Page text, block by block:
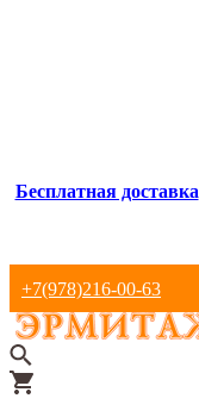
Бесплатная доставка
+7(978)216-00-63